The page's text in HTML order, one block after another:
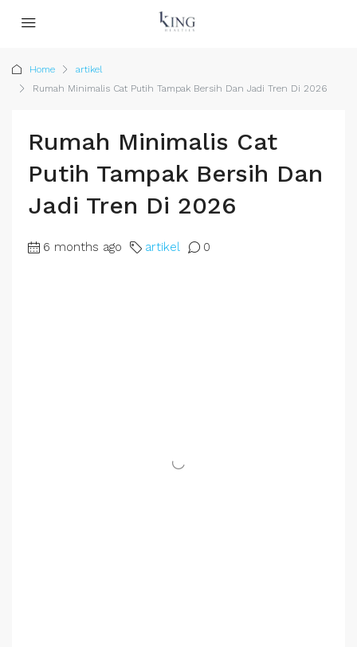
Home
artikel
Rumah Minimalis Cat Putih Tampak Bersih Dan Jadi Tren Di 2026
Rumah Minimalis Cat
Putih Tampak Bersih Dan
Jadi Tren Di 2026
6 months ago artikel 0